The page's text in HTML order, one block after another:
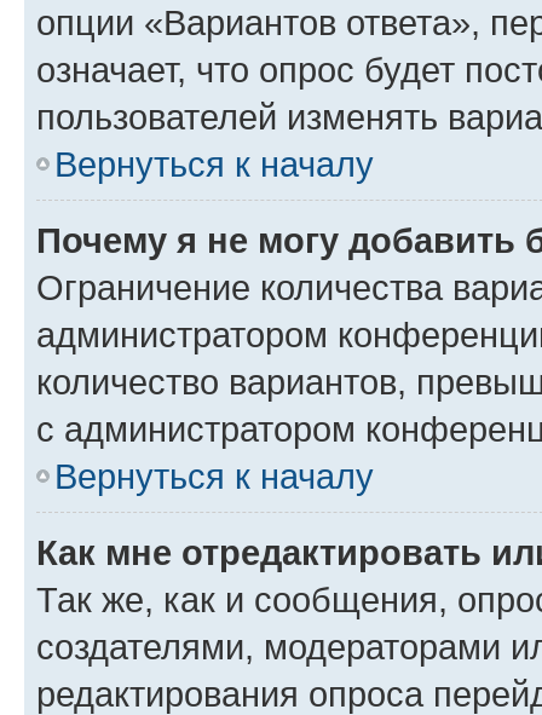
опции «Вариантов ответа»,
означает, что опрос будет
пользователей изменять
Вернуться к началу
Почему я не могу добавить
Ограничение количества
администратором
количество вариантов,
с администратором
Вернуться к началу
Как мне отредактировать
Так же, как и сообщения,
создателями, модераторами
редактирования опроса